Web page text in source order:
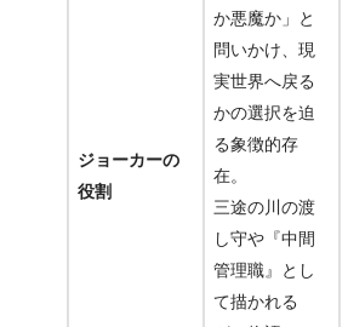
ジョーカーの
役割
か悪魔か」
と
問いかけ、現
実世界へ戻る
かの選択を迫
る象徴的存
在。
三途の川の渡
し守や 『中間
管理職』
とし
て描かれる